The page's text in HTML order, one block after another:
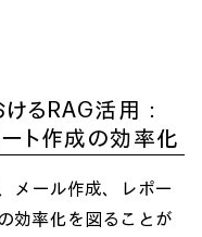
るRAG活用：
ト作成の効率化
メール作成、レポー
効率化を図ることが